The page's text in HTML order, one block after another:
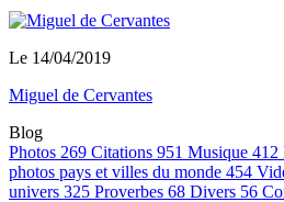
Le 14/04/2019
Miguel de Cervantes
Blog
Photos 269 Citations 951 Musique 412
photos pays et villes du monde 454
univers 325 Proverbes 68 Divers 56